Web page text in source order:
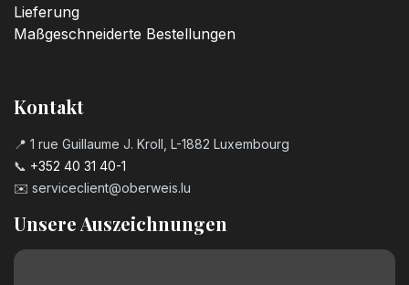
Lieferung
Maßgeschneiderte Bestellungen
Kontakt
📍 1 rue Guillaume J. Kroll, L-1882 Luxembourg
📞 +352 40 31 40-1
✉️ serviceclient@oberweis.lu
Unsere Auszeichnungen